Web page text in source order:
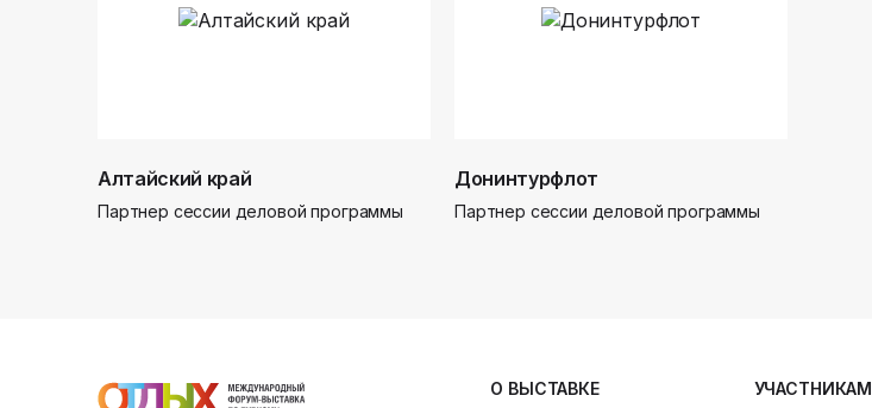
Алтайский край
Партнер сессии деловой программы
Донинтурфлот
Партнер сессии деловой программы
О ВЫСТАВКЕ
УЧАСТНИКАМ